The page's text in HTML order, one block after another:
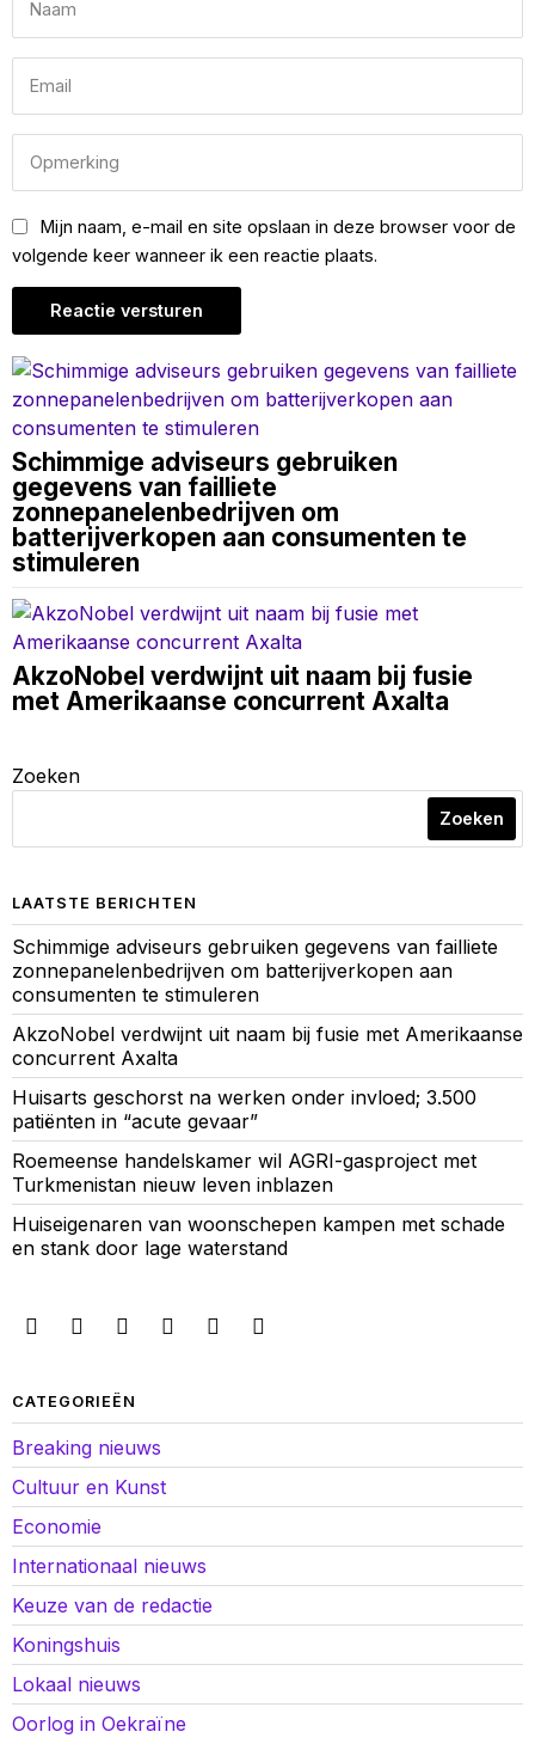
Mijn naam, e-mail en site opslaan in deze browser voor de
volgende keer wanneer ik een reactie plaats.
Schimmige adviseurs gebruiken
gegevens van failliete
zonnepanelenbedrijven om
batterijverkopen aan consumenten te
stimuleren
AkzoNobel verdwijnt uit naam bij fusie
met Amerikaanse concurrent Axalta
Zoeken
Zoeken
LAATSTE BERICHTEN
Schimmige adviseurs gebruiken gegevens van failliete
zonnepanelenbedrijven om batterijverkopen aan
consumenten te stimuleren
AkzoNobel verdwijnt uit naam bij fusie met Amerikaanse
concurrent Axalta
Huisarts geschorst na werken onder invloed; 3.500
patiënten in “acute gevaar”
Roemeense handelskamer wil AGRI-gasproject met
Turkmenistan nieuw leven inblazen
Huiseigenaren van woonschepen kampen met schade
en stank door lage waterstand
CATEGORIEËN
Breaking nieuws
Cultuur en Kunst
Economie
Internationaal nieuws
Keuze van de redactie
Koningshuis
Lokaal nieuws
Oorlog in Oekraïne